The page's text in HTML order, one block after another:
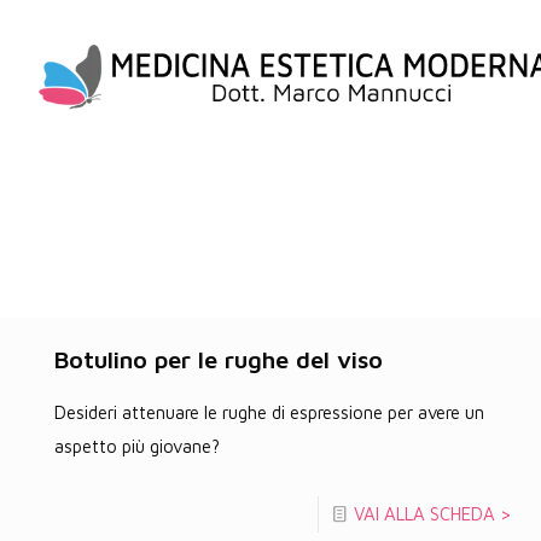
Botulino per le rughe del viso
Desideri attenuare le rughe di espressione per avere un
aspetto più giovane?
VAI ALLA SCHEDA >